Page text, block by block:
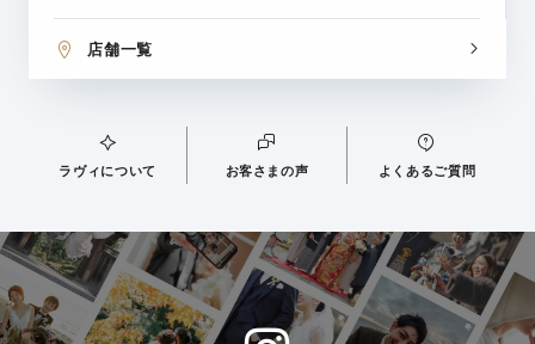
店舗一覧
ラヴィについて お客さまの声 よくあるご質問